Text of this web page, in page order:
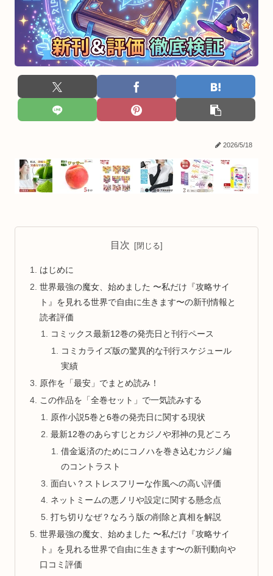
2026/5/18
目次
はじめに
世界最強の魔女、始めました 〜私だけ『攻略サイ
ト』を見れる世界で自由に生きます〜の新刊情報と
読者評価
コミックス最新12巻の発売日と刊行ペース
コミカライズ版の驚異的な刊行スケジュール
実績
原作を「最安」でまとめ読み！
この作品を「全巻セット」で一気読みする
原作小説5巻と6巻の発売日に関する現状
最新12巻のあらすじとカジノや邪神の見どころ
借金返済のためにコノハを巻き込むカジノ編
のコントラスト
面白い？ストレスフリーな作風への高い評価
ネットミームの悪ノリや設定に関する懸念点
打ち切りなぜ？なろう版の削除と真相を解説
世界最強の魔女、始めました 〜私だけ『攻略サイ
ト』を見れる世界で自由に生きます〜の新刊動向や
口コミ評価